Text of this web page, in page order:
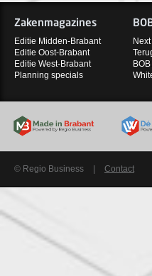
Zakenmagazines
Editie Midden-Brabant
Editie Oost-Brabant
Editie West-Brabant
Planning specials
© Regio Business Contact